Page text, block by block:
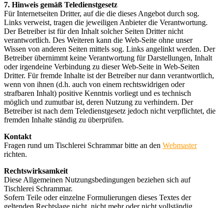
7. Hinweis gemäß Teledienstgesetz
Für Internetseiten Dritter, auf die die dieses Angebot durch sog.
Links verweist, tragen die jeweiligen Anbieter die Verantwortung.
Der Betreiber ist für den Inhalt solcher Seiten Dritter nicht
verantwortlich. Des Weiteren kann die Web-Seite ohne unser
Wissen von anderen Seiten mittels sog. Links angelinkt werden. Der
Betreiber übernimmt keine Verantwortung für Darstellungen, Inhalt
oder irgendeine Verbindung zu dieser Web-Seite in Web-Seiten
Dritter. Für fremde Inhalte ist der Betreiber nur dann verantwortlich,
wenn von ihnen (d.h. auch von einem rechtswidrigen oder
strafbaren Inhalt) positive Kenntnis vorliegt und es technisch
möglich und zumutbar ist, deren Nutzung zu verhindern. Der
Betreiber ist nach dem Teledienstgesetz jedoch nicht verpflichtet, die
fremden Inhalte ständig zu überprüfen.
Kontakt
Fragen rund um Tischlerei Schrammar bitte an den Webmaster
richten.
Rechtswirksamkeit
Diese Allgemeinen Nutzungsbedingungen beziehen sich auf
Tischlerei Schrammar.
Sofern Teile oder einzelne Formulierungen dieses Textes der
geltenden Rechtslage nicht, nicht mehr oder nicht vollständig